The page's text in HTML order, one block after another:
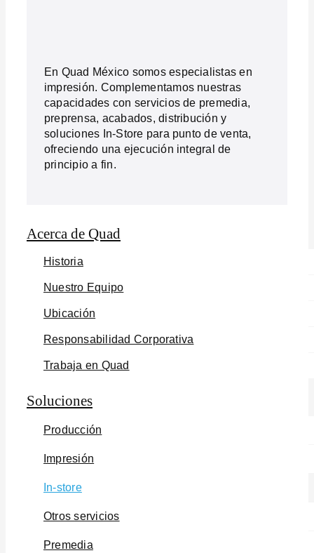
En Quad México somos especialistas en
impresión. Complementamos nuestras
capacidades con servicios de premedia,
preprensa, acabados, distribución y
soluciones In-Store para punto de venta,
ofreciendo una ejecución integral de
principio a fin.
Acerca de Quad
Historia
Nuestro Equipo
Ubicación
Responsabilidad Corporativa
Trabaja en Quad
Soluciones
Producción
Impresión
In-store
Otros servicios
Premedia